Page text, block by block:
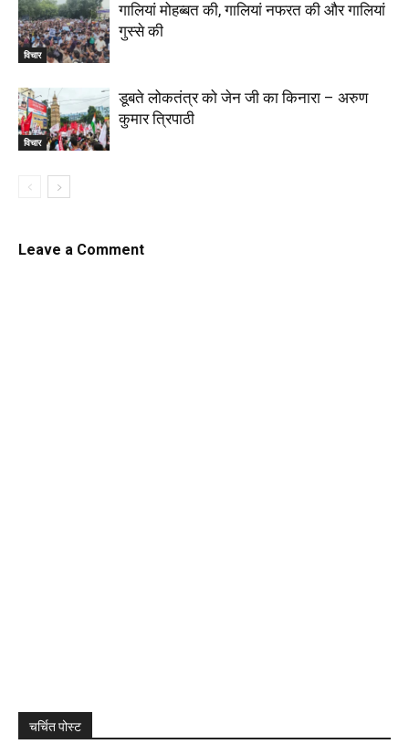
विचार
गालियां मोहब्बत की, गालियां नफरत की और गालियां
गुस्से की
विचार
डूबते लोकतंत्र को जेन जी का किनारा – अरुण
कुमार त्रिपाठी
Leave a Comment
चर्चित पोस्ट